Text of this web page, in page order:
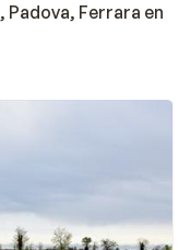
, Padova, Ferrara en